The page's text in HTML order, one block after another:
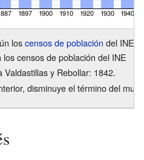
loscensos de población del INE
censos de población del INE
y Rebollar: 1842.
disminuye el término del